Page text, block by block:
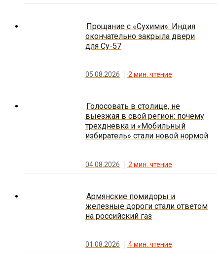
Прощание с «Сухими»: Индия
окончательно закрыла двери
для Су-57
05.08.2026 2 мин. чтение
Голосовать в столице, не
выезжая в свой регион: почему
трехдневка и «Мобильный
избиратель» стали новой нормой
04.08.2026 2 мин. чтение
Армянские помидоры и
железные дороги стали ответом
на российский газ
01.08.2026 4мин. чтение